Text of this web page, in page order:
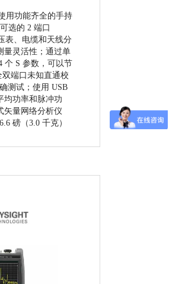
用功能齐全的手持
选的 2 端口
表、电缆和天线分
灵活性； 通过单
个 S 参数，可以节
双端口未知直通校
测试；使用 USB
均功率和脉冲功
矢量网络分析仪
磅（3.0 千克）